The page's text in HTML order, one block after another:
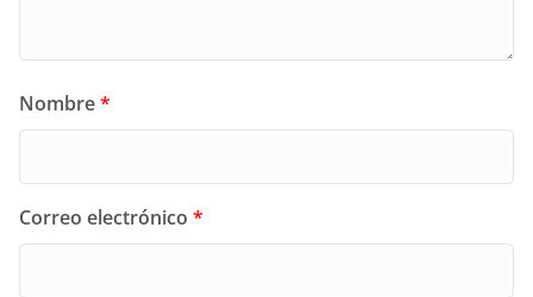
Nombre*
Correo electrónico *